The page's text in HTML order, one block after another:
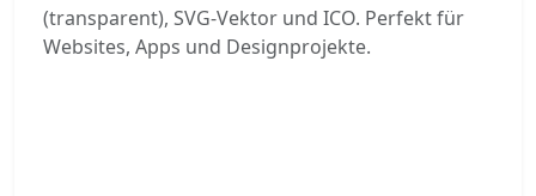
(transparent), SVG-Vektor und ICO. Perfekt für
Websites, Apps und Designprojekte.